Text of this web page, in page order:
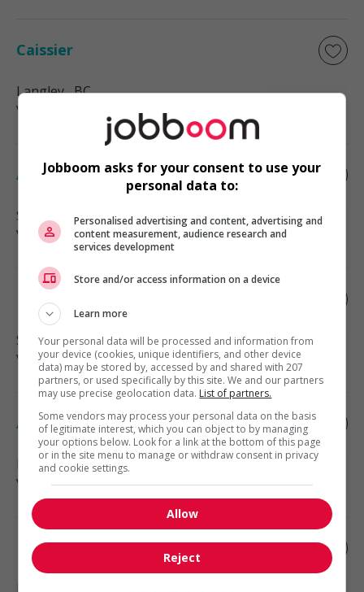
Caissier
Langley, BC
Vente, achat et service à la clientèle
Associe, ventes et service a la clientele
Surrey
, BC
Vente, achat et service à la clientèle
Representant des ventes internes
Surrey, BC
Vente, achat et service à la clientèle
Associé, service à la clientèle (contrat)
Burnaby, BC
Vente, achat et service à la clientèle
Prepose cour a bois
Jobboom asks for your consent to use your
personal data to:
Personalised advertising and content, advertising and
content measurement, audience research and
services development
Store and/or access information on a device
Learn more
Your personal data will be processed and information from
your device (cookies, unique identifiers, and other device
data) may be stored by, accessed by and shared with 207
partners, or used specifically by this site. We and our partners
may use precise geolocation data. List of partners.
Some vendors may process your personal data on the basis
of legitimate interest, which you can object to by managing
your options below. Look for a link at the bottom of this page
or in the site menu to manage or withdraw consent in privacy
and cookie settings.
Allow
Reject